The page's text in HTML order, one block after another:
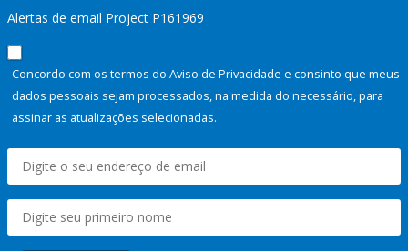
Alertas de email Project P161969
Concordo com os termos do Aviso de Privacidade e consinto que meus
dados pessoais sejam processados, na medida do necessário, para
assinar as atualizações selecionadas.